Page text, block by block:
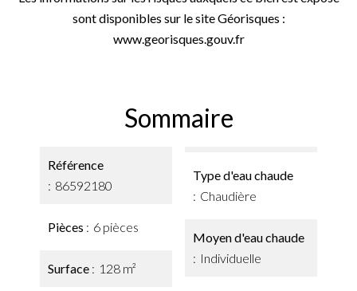
sont disponibles sur le site Géorisques :
www.georisques.gouv.fr
Sommaire
Référence
86592180
Pièces 6 pièces
Surface 128 m²
Type d'eau chaude
Chaudière
Moyen d'eau chaude
Individuelle